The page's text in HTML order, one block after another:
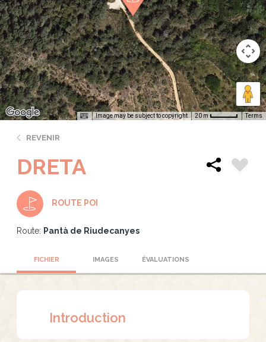
Image may be subject to copyright 20 m Terms
REVENIR
DRETA
ROUTE POI
Route: Pantà de Riudecanyes
FICHIER IMAGES ÉVALUATIONS
Introduction